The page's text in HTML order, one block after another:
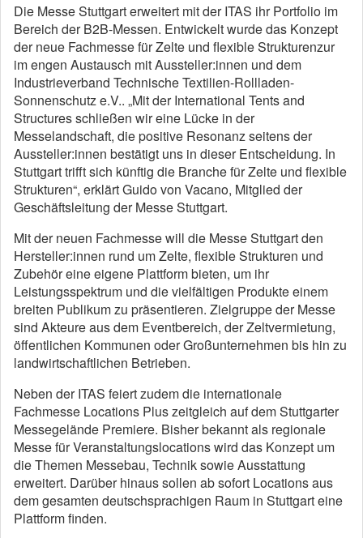
Die Messe Stuttgart erweitert mit der ITAS ihr Portfolio im
Bereich der B2B-Messen. Entwickelt wurde das Konzept
der neue Fachmesse für Zelte und flexible Strukturenzur
im engen Austausch mit Aussteller:innen und dem
Industrieverband Technische Textilien-Rollladen-
Sonnenschutz e.V.. „Mit der International Tents and
Structures schließen wir eine Lücke in der
Messelandschaft, die positive Resonanz seitens der
Aussteller:innen bestätigt uns in dieser Entscheidung. In
Stuttgart trifft sich künftig die Branche für Zelte und flexible
Strukturen“, erklärt Guido von Vacano, Mitglied der
Geschäftsleitung der Messe Stuttgart.
Mit der neuen Fachmesse will die Messe Stuttgart den
Hersteller:innen rund um Zelte, flexible Strukturen und
Zubehör eine eigene Plattform bieten, um ihr
Leistungsspektrum und die vielfältigen Produkte einem
breiten Publikum zu präsentieren. Zielgruppe der Messe
sind Akteure aus dem Eventbereich, der Zeltvermietung,
öffentlichen Kommunen oder Großunternehmen bis hin zu
landwirtschaftlichen Betrieben.
Neben der ITAS feiert zudem die internationale
Fachmesse Locations Plus zeitgleich auf dem Stuttgarter
Messegelände Premiere. Bisher bekannt als regionale
Messe für Veranstaltungslocations wird das Konzept um
die Themen Messebau, Technik sowie Ausstattung
erweitert. Darüber hinaus sollen ab sofort Locations aus
dem gesamten deutschsprachigen Raum in Stuttgart eine
Plattform finden.